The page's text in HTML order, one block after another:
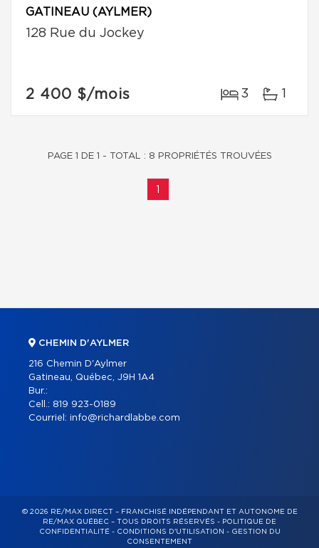
GATINEAU (AYLMER)
128 Rue du Jockey
2 400 $/mois 3 1
PAGE 1 DE 1 - TOTAL : 8 PROPRIÉTÉS TROUVÉES
CHEMIN D'AYLMER
216 Chemin D'Aylmer
Gatineau, Québec, J9H 1A4
Bur.:
Cell.: 819 923-0189
Courriel: info@richardlabbe.com
© 2026 RE/MAX DIRECT – FRANCHISÉ INDÉPENDANT ET AUTONOME DE
RE/MAX QUÉBEC – TOUS DROITS RÉSERVÉS - POLITIQUE DE
CONFIDENTIALITÉ- CONDITIONS D'UTILISATION - GESTION DU
CONSENTEMENT